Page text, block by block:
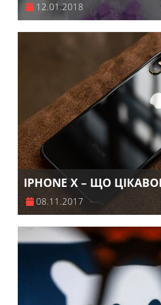
12.01.2018
IPHONE X – ЩО
08.11.2017